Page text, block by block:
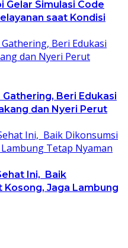
Gelar Simulasi Code
saat Kondisi
Gathering, Beri Edukasi
dan Nyeri Perut
Ini, Baik
Jaga Lambung